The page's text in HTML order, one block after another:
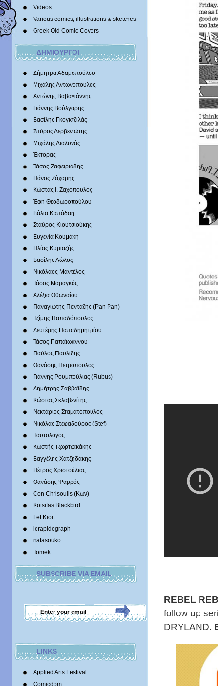
Videos
Various comics, illustrations & sketches
Greek Old Comic Covers
ΔΗΜΙΟΥΡΓΟΙ
Δήμητρα Αδαμοπούλου
Μιχάλης Αντωνόπουλος
Αντώνης Βαβαγιάννης
Γιάννης Βούλγαρης
Βασίλης Γκογκτζιλάς
Σπύρος Δερβενιώτης
Mιχάλης Διαλυνάς
Έκτορας
Τάσος Ζαφειριάδης
Πάνος Ζάχαρης
Κώστας Ι. Ζαχόπουλoς
Έφη Θεοδωροπούλου
Βάλια Καπάδαη
Σταύρος Κιουτσιούκης
Ευγενία Κουμάκη
Ηλίας Κυριαζής
Βασίλης Λώλος
Νικόλαος Μαντέλος
Τάσος Μαραγκός
Αλέξια Οθωναίου
Παναγιώτης Πανταζής (Pan Pan)
Τζίμης Παπαδόπουλος
Λευτέρης Παπαδημητρίου
Τάσος Παπαϊωάννου
Παύλος Παυλίδης
Θανάσης Πετρόπουλος
Γιάννης Ρουμπούλιας (Rubus)
Δημήτρης Σαββαΐδης
Κώστας Σκλαβενίτης
Νεκτάριος Σταματόπουλος
Νικόλας Στεφαδούρος (Stef)
Tαυτολόγος
Κωστής Τζωρτζακάκης
Βαγγέλης Χατζηδάκης
Πέτρος Χριστούλιας
Θανάσης Ψαρρός
Con Chrisoulis (Κων)
Kotsifas Blackbird
Lef Kiort
lerapidograph
natasouko
Tomek
SUBSCRIBE VIA EMAIL
LINKS
Applied Arts Festival
Comicdom
REBEL
follow up
DRYLAND.